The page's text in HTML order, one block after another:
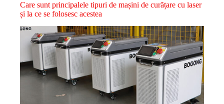
Care sunt principalele tipuri de mașini de curățare cu laser
și la ce se folosesc acestea